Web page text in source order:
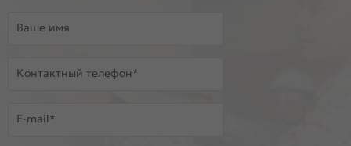
Ваше имя
Контактный телефон*
E-mail*